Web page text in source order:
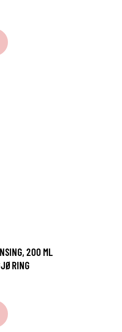
200 ML